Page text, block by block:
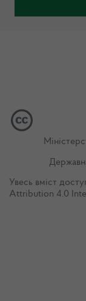
Увесь вміст
Attribution 4.0